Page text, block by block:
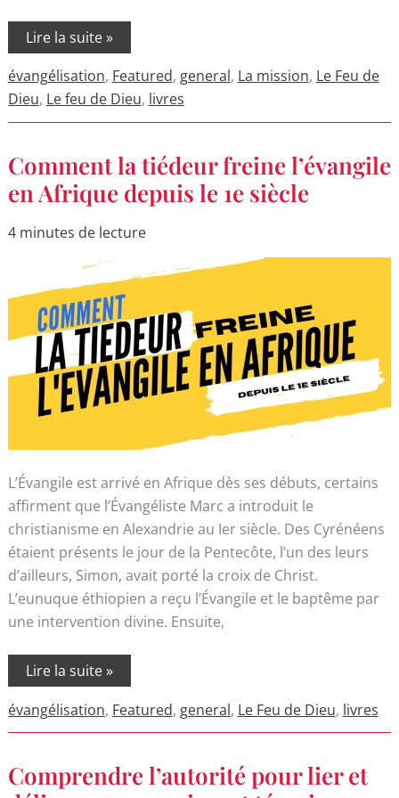
Lire la suite »
évangélisation, Featured, general, La mission, Le Feu de
Dieu, Le feu de Dieu, livres
Comment la tiédeur freine l’évangile
en Afrique depuis le 1e siècle
4 minutes de lecture
L’Évangile est arrivé en Afrique dès ses débuts, certains
affirment que l’Évangéliste Marc a introduit le
christianisme en Alexandrie au Ier siècle. Des Cyrénéens
étaient présents le jour de la Pentecôte, l’un des leurs
d’ailleurs, Simon, avait porté la croix de Christ.
L’eunuque éthiopien a reçu l’Évangile et le baptême par
une intervention divine. Ensuite,
Comment
la
tiédeur
freine
en
Afrique
siècle
Lire la suite »
évangélisation, Featured, general, Le Feu de Dieu, livres
Comprendre l’autorité pour lier et
Comprendre
l’autorité